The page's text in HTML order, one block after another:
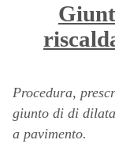
Procedura,
giunto di di
a pavimento.